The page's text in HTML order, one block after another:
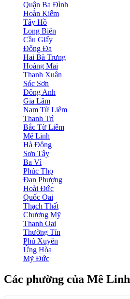
Quận Ba Đình
Hoàn Kiếm
Tây Hồ
Long Biên
Cầu Giấy
Đống Đa
Hai Bà Trưng
Hoàng Mai
Thanh Xuân
Sóc Sơn
Đông Anh
Gia Lâm
Nam Từ Liêm
Thanh Trì
Bắc Từ Liêm
Mê Linh
Hà Đông
Sơn Tây
Ba Vì
Phúc Thọ
Đan Phượng
Hoài Đức
Quốc Oai
Thạch Thất
Chương Mỹ
Thanh Oai
Thường Tín
Phú Xuyên
Ứng Hòa
Mỹ Đức
Các phường của Mê Linh